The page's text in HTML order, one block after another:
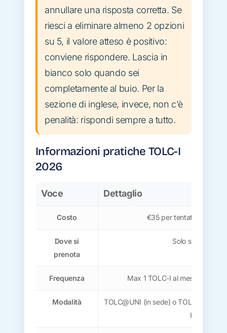
annullare una risposta corretta. Se
riesci a eliminare almeno 2 opzioni
su 5, il valore atteso è positivo:
conviene rispondere. Lascia in
bianco solo quando sei
completamente al buio. Per la
sezione di inglese, invece, non c’è
penalità: rispondi sempre a tutto.
Informazioni pratiche TOLC-I
2026
Voce Dettaglio
Costo €35 per tentativo (non
Dove si
prenota
Solo su
Frequenza Max 1 TOLC-I al mese (da
Modalità
TOLC@UNI (in sede) o
Horizon)